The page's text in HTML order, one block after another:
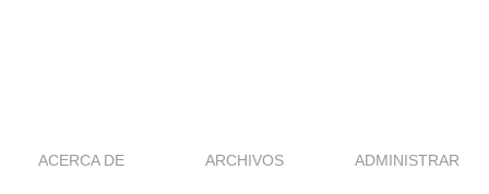
ACERCA DE ARCHIVOS ADMINISTRAR